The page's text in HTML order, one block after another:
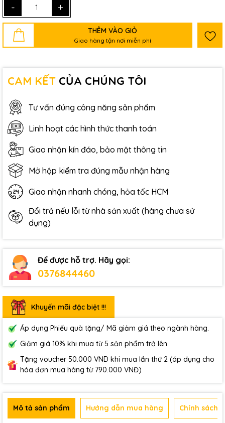
- +
THÊM VÀO GIỎ
Giao hàng tận nơi miễn phí
CAM KẾT CỦA CHÚNG TÔI
Tư vấn đúng công năng sản phẩm
Linh hoạt các hình thức thanh toán
Giao nhận kín đáo, bảo mật thông tin
Mở hộp kiểm tra đúng mẫu nhận hàng
Giao nhận nhanh chóng, hỏa tốc HCM
Đổi trả nếu lỗi từ nhà sản xuất (hàng chưa sử
dụng)
Để được hỗ trợ. Hãy gọi:
0376844460
Khuyến mãi đặc biệt !!!
Áp dụng Phiếu quà tặng/ Mã giảm giá theo ngành hàng.
Giảm giá 10% khi mua từ 5 sản phẩm trở lên.
Tặng voucher 50.000 VND khi mua lần thứ 2 (áp dụng cho
hóa đơn mua hàng từ 790.000 VNĐ)
Mô tả sản phẩm Hướng dẫn mua hàng Chính sách